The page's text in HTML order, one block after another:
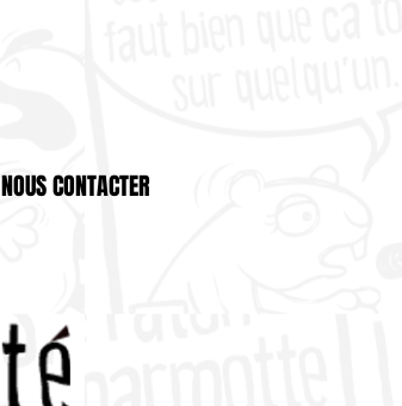
NOUS CONTACTER